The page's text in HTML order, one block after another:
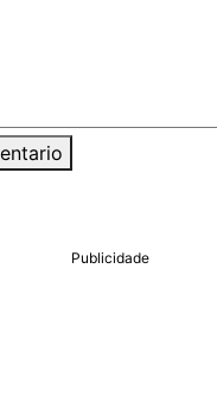
Publicidade